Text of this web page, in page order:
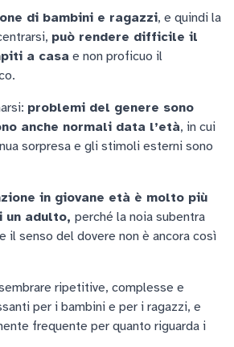
di bambini e ragazzi, e quindi la
può rendere difficile il
a casa e non proficuo il
problemi del genere sono
anche normali data l’età, in cui
sorpresa e gli stimoli esterni sono
in giovane età è molto più
un adulto, perché la noia subentra
il senso del dovere non è ancora così
ripetitive, complesse e
per i bambini e per i ragazzi, e
frequente per quanto riguarda i